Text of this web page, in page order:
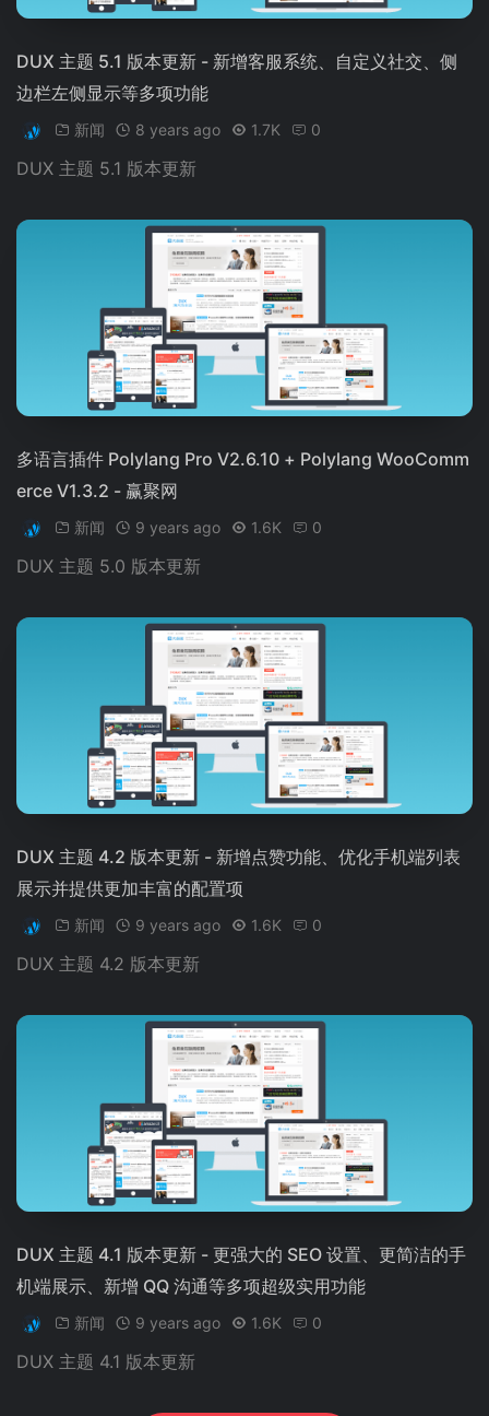
DUX 主题 5.1 版本更新 - 新增客服系统、自定义社交、侧
边栏左侧显示等多项功能
新闻 8 years ago 1.7K 0
DUX 主题 5.1 版本更新
多语言插件 Polylang Pro V2.6.10 + Polylang WooComm
erce V1.3.2 - 赢聚网
新闻 9 years ago 1.6K 0
DUX 主题 5.0 版本更新
DUX 主题 4.2 版本更新 - 新增点赞功能、优化手机端列表
展示并提供更加丰富的配置项
新闻 9 years ago 1.6K 0
DUX 主题 4.2 版本更新
DUX 主题 4.1 版本更新 - 更强大的 SEO 设置、更简洁的手
机端展示、新增 QQ 沟通等多项超级实用功能
新闻 9 years ago 1.6K 0
DUX 主题 4.1 版本更新